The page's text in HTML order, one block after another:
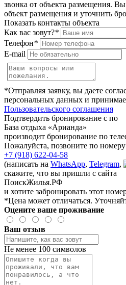
звонка от объекта размещения. Вы
объект размещения и уточнить
Показать контакты объекта
Как вас зовут?*
Телефон*
E-mail
*Отправляя заявку, вы даете
персональных данных и
Пользовательского соглашения
Подтвердить бронирование с по
База отдыха «Арианда»
производит бронирование по
Пожалуйста, позвоните по
+7 (918) 622-04-58
(написать на WhatsApp, Telegram,
скажите, что вы пришли с сайта
ПоискЖилья.РФ
и хотите забронировать этот
*Цена может отличаться.
Оцените ваше проживание
Ваш отзыв
Не менее 100 символов